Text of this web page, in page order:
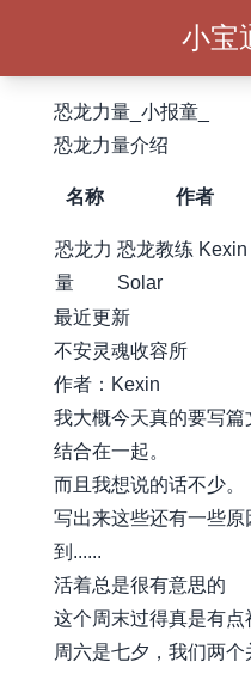
小宝
恐龙力量_小报童_
恐龙力量介绍
名称 作者
恐龙力
量
恐龙教练 Kexin
Solar
最近更新
不安灵魂收容所
作者：Kexin
我大概今天真的要写
结合在一起。
而且我想说的话不少。
写出来这些还有一些
到......
活着总是很有意思的
这个周末过得真是有点
周六是七夕，我们两